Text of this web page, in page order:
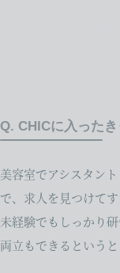
Q. CHICに入ったき
美容室でアシスタン
で、求人を見つけてす
未経験でもしっかり
両立もできるという